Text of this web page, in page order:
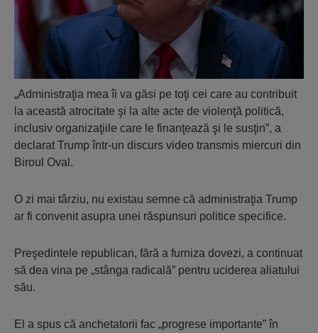
„Administraţia mea îi va găsi pe toţi cei care au contribuit
la această atrocitate şi la alte acte de violenţă politică,
inclusiv organizaţiile care le finanţează şi le susţin”, a
declarat Trump într-un discurs video transmis miercuri din
Biroul Oval.
O zi mai târziu, nu existau semne că administraţia Trump
ar fi convenit asupra unei răspunsuri politice specifice.
Preşedintele republican, fără a furniza dovezi, a continuat
să dea vina pe „stânga radicală” pentru uciderea aliatului
său.
El a spus că anchetatorii fac „progrese importante” în